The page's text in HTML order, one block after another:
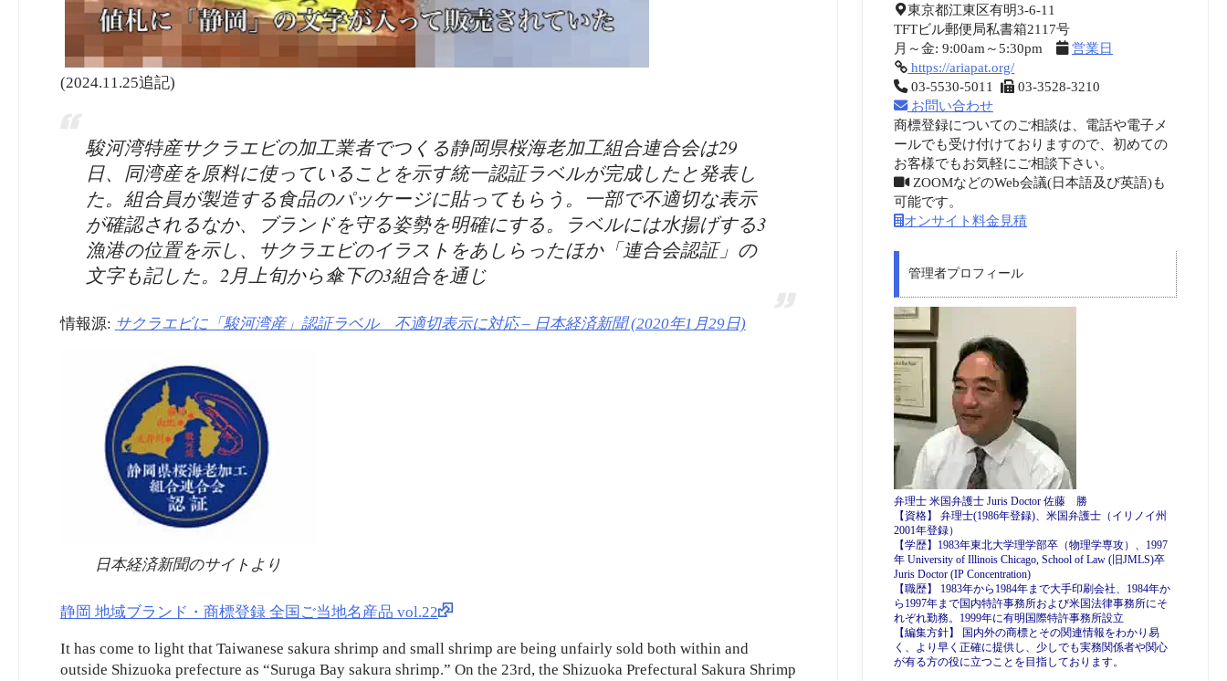
(2024.11.25追記)
駿河湾特産サクラエビの加工業者でつくる静岡県桜海老加工組合連合会は29
日、同湾産を原料に使っていることを示す統一認証ラベルが完成したと発表し
た。組合員が製造する食品のパッケージに貼ってもらう。一部で不適切な表示
が確認されるなか、ブランドを守る姿勢を明確にする。ラベルには水揚げする3
漁港の位置を示し、サクラエビのイラストをあしらったほか「連合会認証」の
文字も記した。2月上旬から傘下の3組合を通じ
情報源: サクラエビに「駿河湾産」認証ラベル 不適切表示に対応 – 日本経済新聞 (2020年1月29日)
日本経済新聞のサイトより
静岡 地域ブランド・商標登録 全国ご当地名産品 vol.22
It has come to light that Taiwanese sakura shrimp and small shrimp are being unfairly sold both within and
outside Shizuoka prefecture as “Suruga Bay sakura shrimp.” On the 23rd, the Shizuoka Prefectural Sakura Shrimp
東京都江東区有明3-6-11
TFTビル郵便局私書箱2117号
月～金: 9:00am～5:30pm
営業日
https://ariapat.org/
03-5530-5011
03-3528-3210
お問い合わせ
商標登録についてのご相談は、電話や電子メ
ールでも受け付けておりますので、初めての
お客様でもお気軽にご相談下さい。
ZOOMなどのWeb会議(日本語及び英語)も
可能です。
オンサイト料金見積
管理者プロフィール
弁理士 米国弁護士 Juris Doctor 佐藤 勝
【資格】 弁理士(1986年登録)、米国弁護士（イリノイ州
2001年登録）
【学歴】1983年東北大学理学部卒（物理学専攻）、1997
年 University of Illinois Chicago, School of Law (旧JMLS)卒
Juris Doctor (IP Concentration)
【職歴】 1983年から1984年まで大手印刷会社、1984年か
ら1997年まで国内特許事務所および米国法律事務所にそ
れぞれ勤務。1999年に有明国際特許事務所設立
【編集方針】 国内外の商標とその関連情報をわかり易
く、より早く正確に提供し、少しでも実務関係者や関心
が有る方の役に立つことを目指しております。